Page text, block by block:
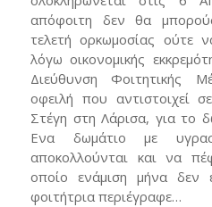
απόφοιτη δεν θα
τελετή ορκωμοσίας ούτε
λόγω οικονομικής
Διεύθυνση Φοιτητικής
οφειλή που αντιστοιχεί
Στέγη στη Λάρισα, για το
Ενα δωμάτιο με
αποκολλούνται και να
οποίο ενάμιση μήνα
φοιτήτρια περιέγραφε…